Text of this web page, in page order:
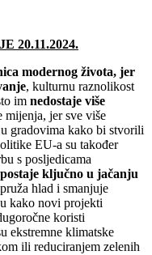
20.11.2024.
modernog života, jer
, kulturnu raznolikost
im nedostaje više
mijenja, jer sve više
gradovima kako bi stvorili
EU-a su također
s posljedicama
ključno u jačanju
hlad i smanjuje
kako novi projekti
koristi
ekstremne klimatske
ili reduciranjem zelenih